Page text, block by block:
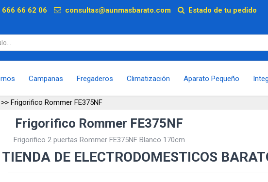
666 66 62 06 consultas@aunmasbarato.com Estado de tu pedido
Campanas Fregaderos Climatización Aparato Pequeño
>> Frigorifico Rommer FE375NF
Frigorifico Rommer FE375NF
Frigorifico 2 puertas Rommer FE375NF Blanco 170cm
TIENDA DE ELECTRODOMESTICOS